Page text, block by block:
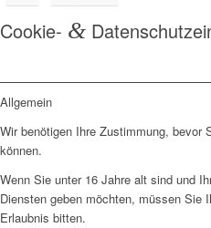
Cookie- &
Allgemein
Wir benötigen Ihre Zustimmung, bevor
können.
Wenn Sie unter 16 Jahre alt sind und
Diensten geben möchten, müssen Sie
Erlaubnis bitten.